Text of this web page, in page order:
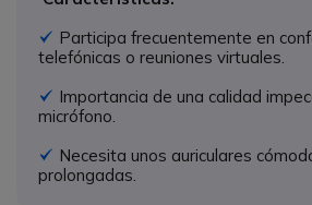
Icono
Participa frecuentemente en
telefónicas o reuniones virtuales.
Icono
Importancia de una calidad
micrófono.
Icono
Necesita unos auriculares
prolongadas.